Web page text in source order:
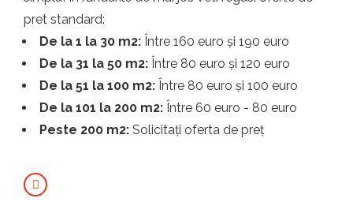
pret standard:
De la 1 la 30 m2: Între 160 euro și 190 euro
De la 31 la 50 m2: Între 80 euro și 120 euro
De la 51 la 100 m2: Între 80 euro și 100 euro
De la 101 la 200 m2: Între 60 euro - 80 euro
Peste 200 m2: Solicitați oferta de preț